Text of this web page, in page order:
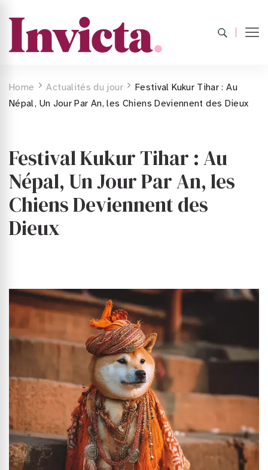
Home Actualités du jour
Festival Kukur Tihar : Au
Népal, Un Jour Par An, les Chiens Deviennent des Dieux
Festival Kukur Tihar : Au
Népal, Un Jour Par An, les
Chiens Deviennent des
Dieux